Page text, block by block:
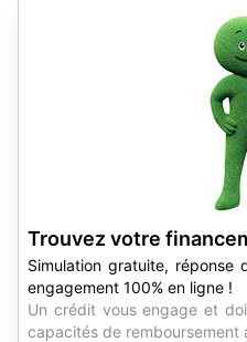
Trouvez votre
Simulation gratuite, réponse
engagement 100% en ligne !
Un crédit vous engage et
capacités de remboursement